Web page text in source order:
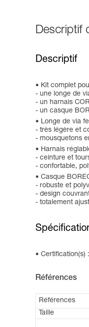
Descriptif
Descriptif
Kit complet
- une longe de
- un harnais
- un casque
Longe de via
- très légère et
- mousquetons
Harnais
- ceinture et
- confortable,
Casque
- robuste et
- design
- totalement
Certification(s)
Références
Références
Taille